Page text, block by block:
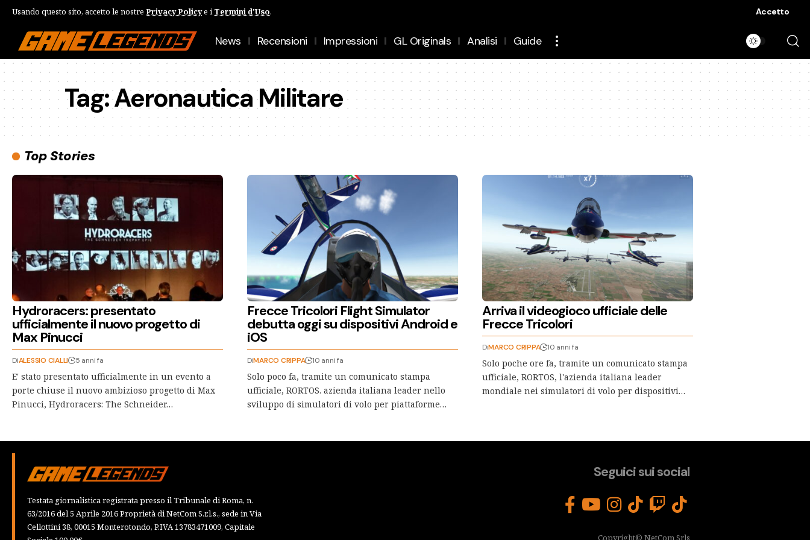
Usando questo sito, accetto le nostre Privacy Policye i Termini d'Uso. Accetto
News Recensioni Impressioni GL Originals Analisi Guide
Tag:Aeronautica Militare
Top Stories
Hydroracers: presentato
ufficialmente il nuovo progetto di
Max Pinucci
DiALESSIO CIALLI 5 anni fa
E' stato presentato ufficialmente in un evento a
porte chiuse il nuovo ambizioso progetto di Max
Pinucci, Hydroracers: The Schneider…
Frecce Tricolori Flight Simulator
debutta oggi su dispositivi Android e
iOS
DiMARCO CRIPPA 10 anni fa
Solo poco fa, tramite un comunicato stampa
ufficiale, RORTOS. azienda italiana leader nello
sviluppo di simulatori di volo per piattaforme…
Arriva il videogioco ufficiale delle
Frecce Tricolori
DiMARCO CRIPPA 10 anni fa
Solo poche ore fa, tramite un comunicato stampa
ufficiale, RORTOS, l'azienda italiana leader
mondiale nei simulatori di volo per dispositivi…
Testata giornalistica registrata presso il Tribunale di Roma, n.
63/2016 del 5 Aprile 2016 Proprietà di NetCom S.r.l.s., sede in Via
Cellottini 38, 00015 Monterotondo, P.IVA 13783471009, Capitale
Seguici sui social
Copyright© NetCom Srls